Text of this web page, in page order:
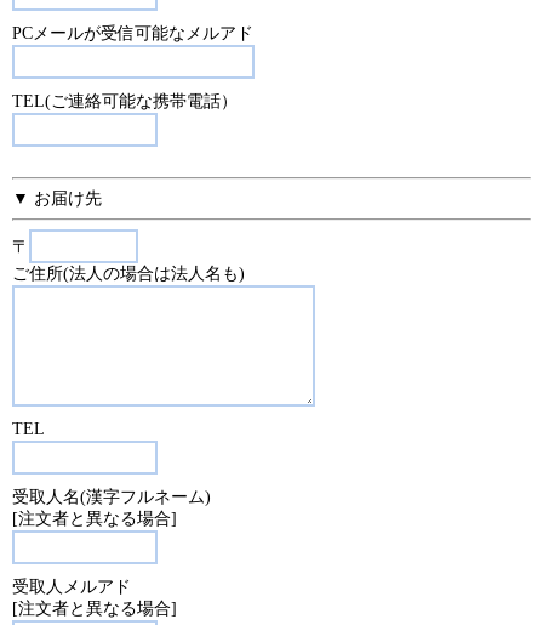
PCメールが受信可能なメルアド
TEL(ご連絡可能な携帯電話）
▼ お届け先
〒
ご住所(法人の場合は法人名も)
TEL
受取人名(漢字フルネーム)
[注文者と異なる場合]
受取人メルアド
[注文者と異なる場合]